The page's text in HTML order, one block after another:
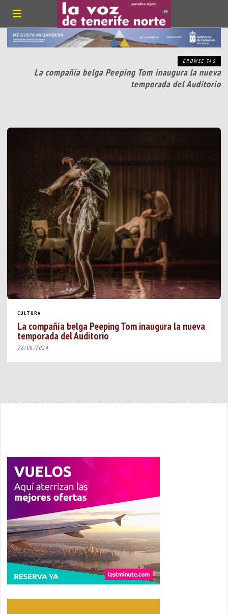
BROWSE TAG
La compañía belga Peeping Tom inaugura la nueva
temporada del Auditorio
CULTURA
La compañía belga Peeping Tom inaugura la nueva
temporada del Auditorio
26/06/2024